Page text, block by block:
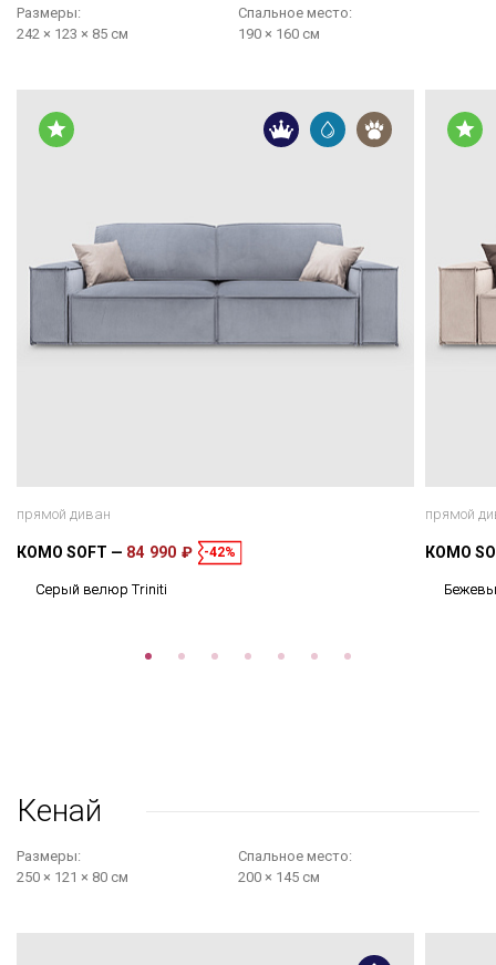
Размеры:
242 × 123 × 85 см
Cпальное место:
190 × 160 см
прямой диван
КОМО SOFT 84 990 ₽ -42%
Серый велюр Triniti
прямой
КОМО
Кенай
Размеры:
250 × 121 × 80 см
Cпальное место:
200 × 145 см